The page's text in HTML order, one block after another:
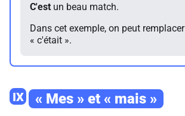
C'est un beau match.
Dans cet exemple, on peut
« c'était ».
IX « Mes » et « mais »